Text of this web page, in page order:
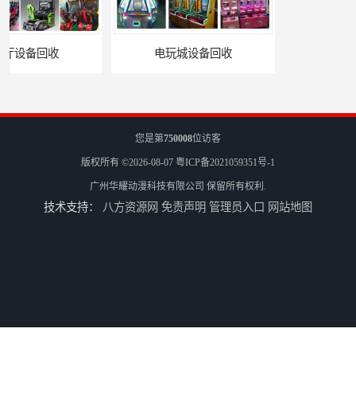
电玩城设备回收 全国二手游艺机上门回收公司
您是第750008位访客
版权所有 ©2026-08-07 粤ICP备2021059351号-1
广州华耀动漫科技有限公司 保留所有权利.
技术支持： 八方资源网 免责声明 管理员入口 网站地图